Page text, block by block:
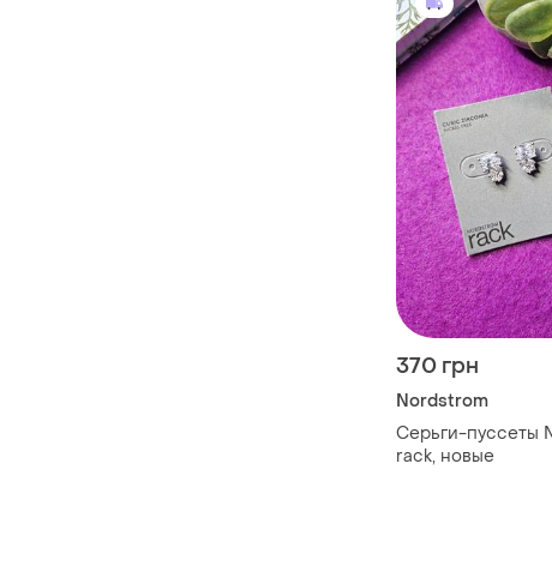
370 грн
Nordstrom
Серьги-пуссеты
rack, новые